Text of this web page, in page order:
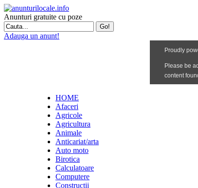
Anunturi gratuite cu poze
Adauga un anunt!
HOME
Afaceri
Agricole
Agricultura
Animale
Anticariat/arta
Auto moto
Birotica
Calculatoare
Computere
Constructii